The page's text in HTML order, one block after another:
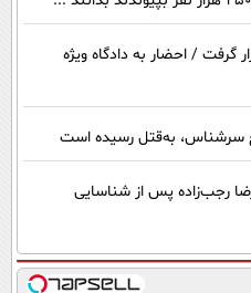
گرفت / احضار به دادگاه ویژه
سرشناس، به‌قتل رسیده است
رجب‌زاده پس از شناسایی